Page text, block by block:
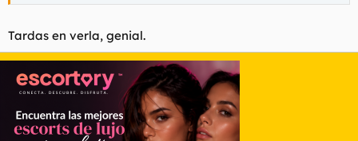
Tardas en verla, genial.